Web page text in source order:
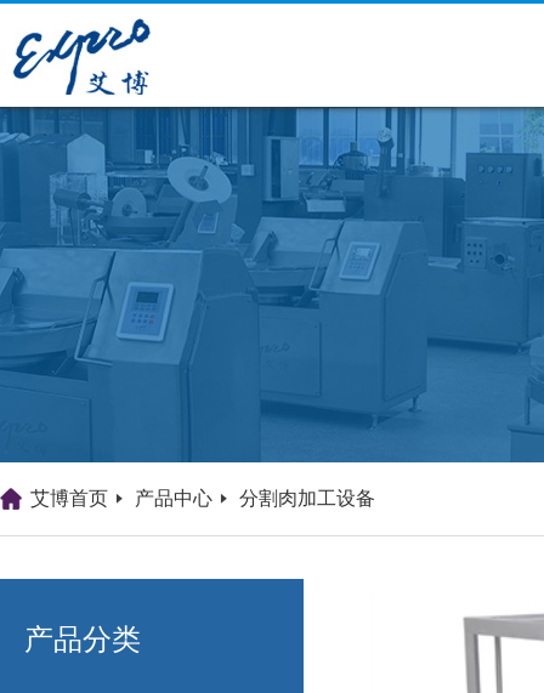
艾博肉类科技（浙江）有限
艾博首页 产品中心 分割肉加工设备
产品分类